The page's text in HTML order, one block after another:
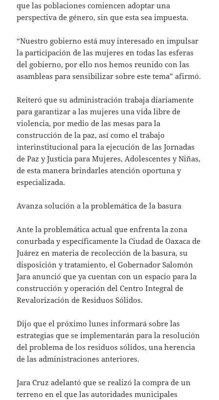
que las poblaciones comiencen adoptar una
perspectiva de género, sin que esta sea impuesta.
“Nuestro gobierno está muy interesado en impulsar
la participación de las mujeres en todas las esferas
del gobierno, por ello nos hemos reunido con las
asambleas para sensibilizar sobre este tema” afirmó.
Reiteró que su administración trabaja diariamente
para garantizar a las mujeres una vida libre de
violencia, por medio de las mesas para la
construcción de la paz, así como el trabajo
interinstitucional para la ejecución de las Jornadas
de Paz y Justicia para Mujeres, Adolescentes y Niñas,
de esta manera brindarles atención oportuna y
especializada.
Avanza solución a la problemática de la basura
Ante la problemática actual que enfrenta la zona
conurbada y específicamente la Ciudad de Oaxaca de
Juárez en materia de recolección de la basura, su
disposición y tratamiento, el Gobernador Salomón
Jara anunció que ya cuentan con un espacio para la
construcción y operación del Centro Integral de
Revalorización de Residuos Sólidos.
Dijo que el próximo lunes informará sobre las
estrategias que se implementarán para la resolución
del problema de los residuos sólidos, una herencia
de las administraciones anteriores.
Jara Cruz adelantó que se realizó la compra de un
terreno en el que las autoridades municipales